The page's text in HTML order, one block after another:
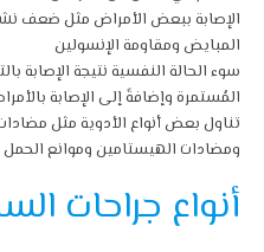
الإصابة ببعض الأمراض مثل ضعف
المبايض ومقاومة الإنسولين
سوء الحالة النفسية نتيجة الإصابة
المُستمرة وإضافةً إلى الإصابة
تناول بعض أنواع الأدوية مثل
ومضادات الهيستامين وموانع الحمل
أنواع جراحات